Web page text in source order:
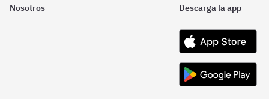
Nosotros Descarga la app